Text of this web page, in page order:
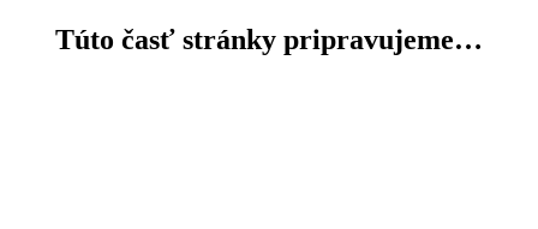
Túto časť stránky pripravujeme…